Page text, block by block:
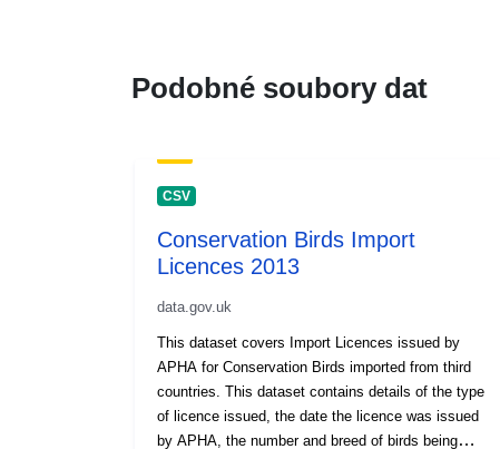
Podobné soubory dat
CSV
Conservation Birds Import
Licences 2013
data.gov.uk
This dataset covers Import Licences issued by
APHA for Conservation Birds imported from third
countries. This dataset contains details of the type
of licence issued, the date the licence was issued
by APHA, the number and breed of birds being